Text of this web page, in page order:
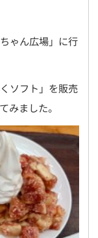
ゃん広場」に行
ソフト」を販売
みました。